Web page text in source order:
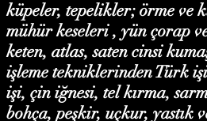
küpeler, tepelikler; örme ve
mühür keseleri , yün çorap
keten, atlas, saten cinsi
işleme tekniklerinden Türk
işi, çin iğnesi, tel kırma,
bohça, peşkir, uçkur, yastık